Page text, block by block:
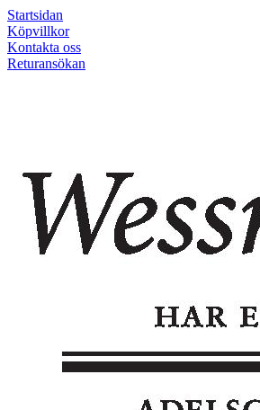
Startsidan
Köpvillkor
Kontakta oss
Returansökan